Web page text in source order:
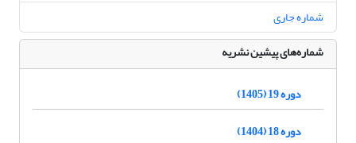
شماره جاری
شماره‌های پیشین نشریه
دوره 19 (1405)
دوره 18 (1404)